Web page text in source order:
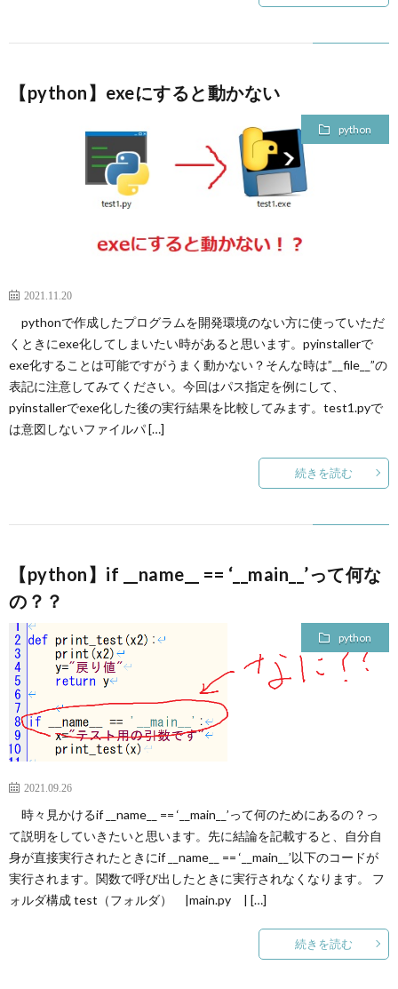
【python】exeにすると動かない
python
2021.11.20
pythonで作成したプログラムを開発環境のない方に使っていただ
くときにexe化してしまいたい時があると思います。pyinstallerで
exe化することは可能ですがうまく動かない？そんな時は”__file__”の
表記に注意してみてください。今回はパス指定を例にして、
pyinstallerでexe化した後の実行結果を比較してみます。test1.pyで
は意図しないファイルパ […]
続きを読む
【python】if __name__ == ‘__main__’って何な
の？？
python
2021.09.26
時々見かけるif __name__ == ‘__main__’って何のためにあるの？っ
て説明をしていきたいと思います。先に結論を記載すると、自分自
身が直接実行されたときにif __name__ == ‘__main__’以下のコードが
実行されます。関数で呼び出したときに実行されなくなります。 フ
ォルダ構成 test（フォルダ） |main.py | […]
続きを読む